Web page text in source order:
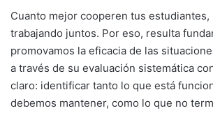
Cuanto mejor cooperen tus estudiantes,
trabajando juntos. Por eso, resulta
promovamos la eficacia de las
a través de su evaluación sistemática
claro: identificar tanto lo que está
debemos mantener, como lo que no